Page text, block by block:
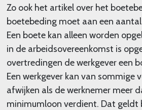
Zo ook het artikel over het
boetebeding moet aan een
Een boete kan alleen worden
in de arbeidsovereenkomst is
overtredingen de werkgever een
Een werkgever kan van sommige
afwijken als de werknemer meer
minimumloon verdient. Dat geldt